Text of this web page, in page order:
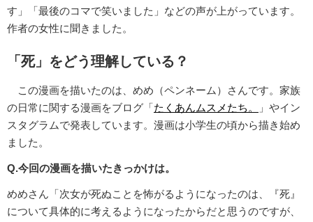
す」「最後のコマで笑いました」などの声が上がっています。
作者の女性に聞きました。
「死」をどう理解している？
この漫画を描いたのは、めめ（ペンネーム）さんです。家族
の日常に関する漫画をブログ「たくあんムスメたち。
」やイン
スタグラムで発表しています。漫画は小学生の頃から描き始め
ました。
Q.今回の漫画を描いたきっかけは。
めめさん「次女が死ぬことを怖がるようになったのは、『死』
について具体的に考えるようになったからだと思うのですが、